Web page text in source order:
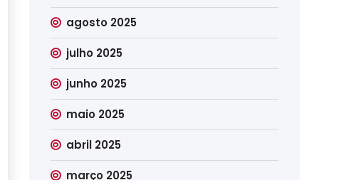
agosto 2025
julho 2025
junho 2025
maio 2025
abril 2025
março 2025